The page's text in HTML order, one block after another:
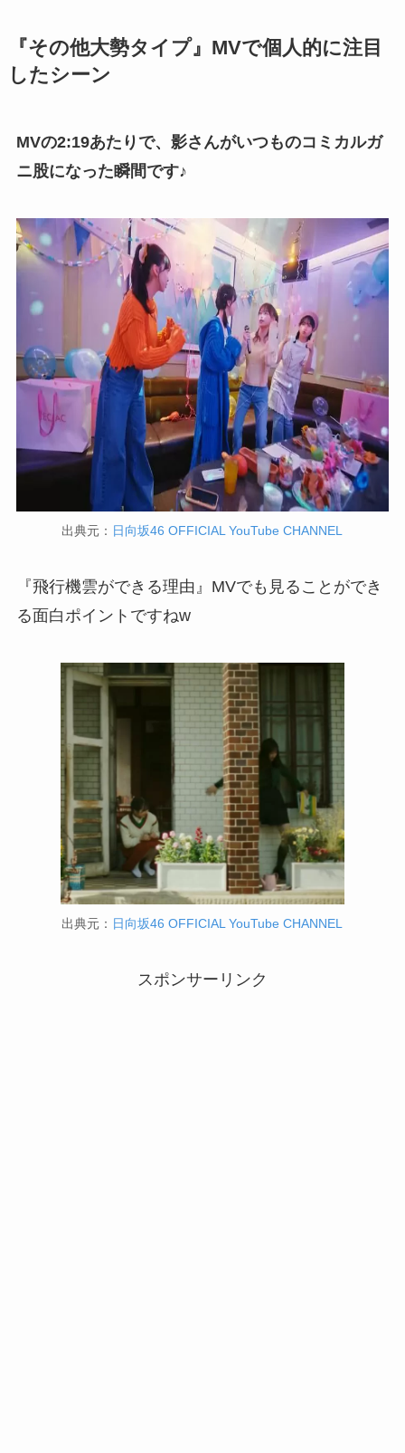
『その他大勢タイプ』MVで個人的に注目
したシーン
MVの2:19あたりで、影さんがいつものコミカルガ
ニ股になった瞬間です♪
出典元： 日向坂46 OFFICIAL YouTube CHANNEL
『飛行機雲ができる理由』MVでも見ることができ
る面白ポイントですねw
出典元： 日向坂46 OFFICIAL YouTube CHANNEL
スポンサーリンク